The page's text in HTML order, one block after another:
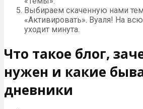
Выбираем скаченную нами
«Активировать». Вуаля! На
уходит минута.
Что такое блог,
нужен и какие
дневники